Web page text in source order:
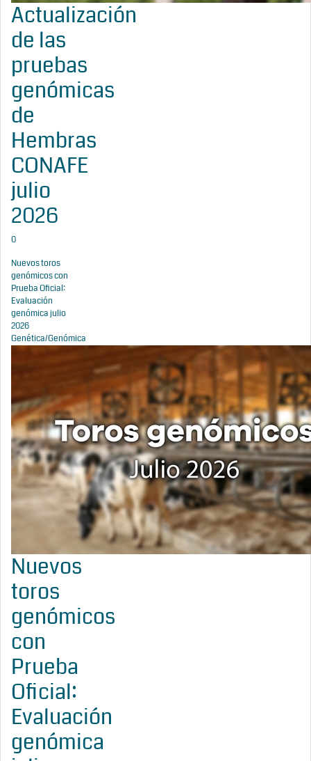
Actualización
de las
pruebas
genómicas
de
Hembras
CONAFE
julio
2026
0
Nuevos toros
genómicos con
Prueba Oficial:
Evaluación
genómica julio
2026
Genética/Genómica
Nuevos
toros
genómicos
con
Prueba
Oficial:
Evaluación
genómica